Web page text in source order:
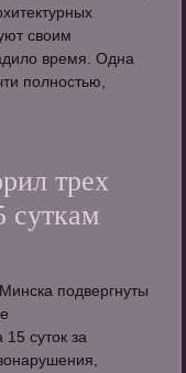
своим
время. Одна
полностью,
трех
суткам
подвергнуты
суток за